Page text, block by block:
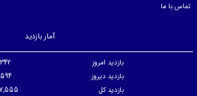
تماس با ما
آمار بازدید
بازدید امروز
بازدید دیروز
بازدید کل